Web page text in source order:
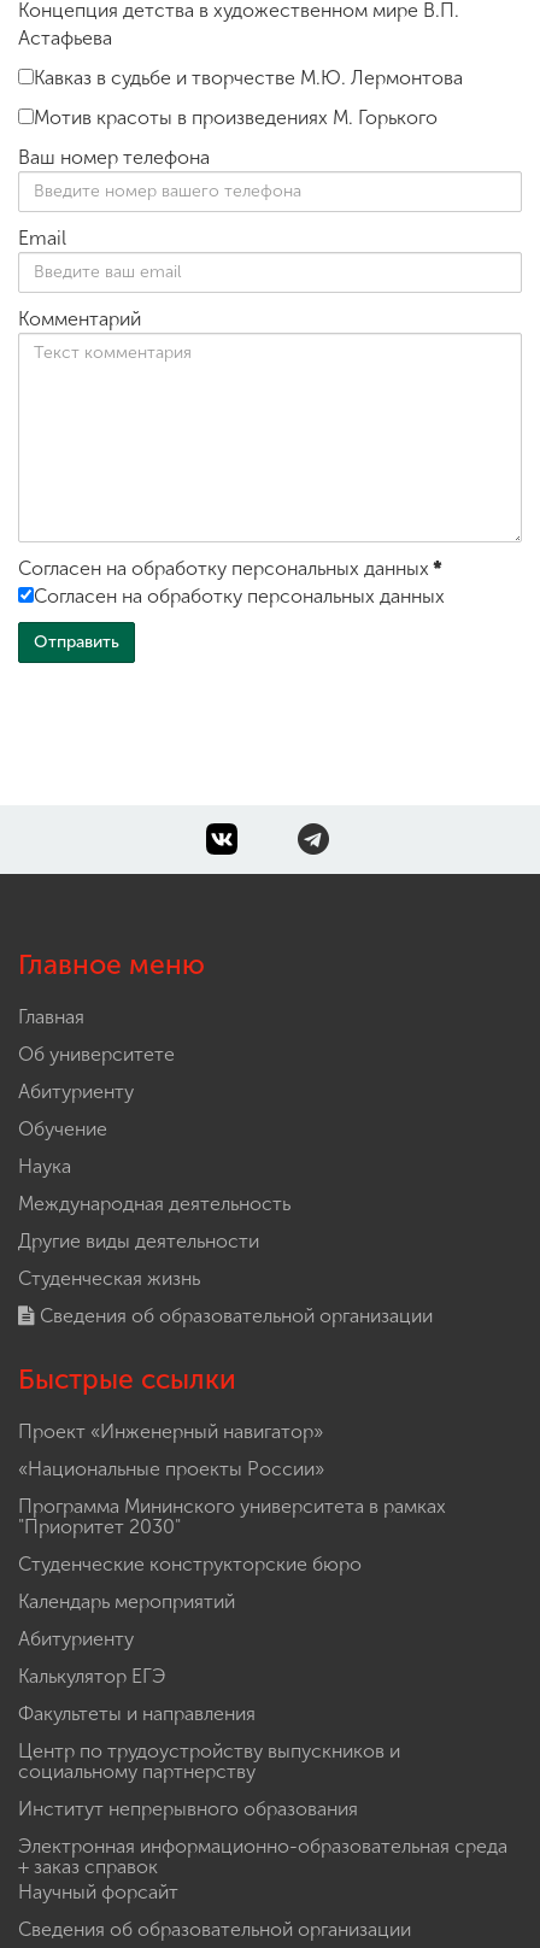
Концепция детства в художественном мире В.П.
Астафьева
Кавказ в судьбе и творчестве М.Ю. Лермонтова
Мотив красоты в произведениях М. Горького
Ваш номер телефона
Email
Комментарий
Согласен на обработку персональных данных *
Согласен на обработку персональных данных
Главное меню
Главная
Об университете
Абитуриенту
Обучение
Наука
Международная деятельность
Другие виды деятельности
Студенческая жизнь
Сведения об образовательной организации
Быстрые ссылки
Проект «Инженерный навигатор»
«Национальные проекты России»
Программа Мининского университета в рамках
"Приоритет 2030"
Студенческие конструкторские бюро
Календарь мероприятий
Абитуриенту
Калькулятор ЕГЭ
Факультеты и направления
Центр по трудоустройству выпускников и
социальному партнерству
Институт непрерывного образования
Электронная информационно-образовательная среда
+ заказ справок
Научный форсайт
Сведения об образовательной организации